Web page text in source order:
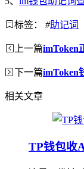
标签： #助记词
上一篇imToken
下一篇imToken
相关文章
TP钱包收